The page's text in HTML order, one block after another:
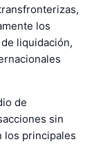
los
liquidación,
de
sin
los principales